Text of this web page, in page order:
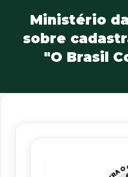
Ministério
sobre
"O Brasil